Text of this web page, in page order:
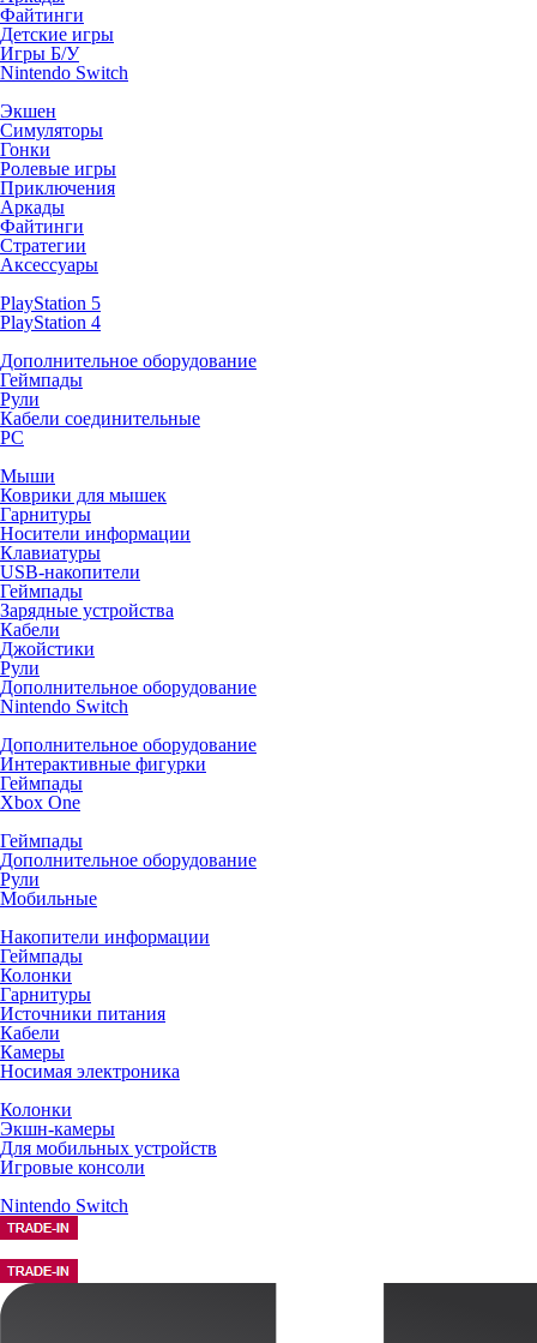
Файтинги
Детские игры
Игры Б/У
Nintendo Switch
Экшен
Симуляторы
Гонки
Ролевые игры
Приключения
Аркады
Файтинги
Стратегии
Аксессуары
PlayStation 5
PlayStation 4
Дополнительное оборудование
Геймпады
Рули
Кабели соединительные
PC
Мыши
Коврики для мышек
Гарнитуры
Носители информации
Клавиатуры
USB-накопители
Геймпады
Зарядные устройства
Кабели
Джойстики
Рули
Дополнительное оборудование
Nintendo Switch
Дополнительное оборудование
Интерактивные фигурки
Геймпады
Xbox One
Геймпады
Дополнительное оборудование
Рули
Мобильные
Накопители информации
Геймпады
Колонки
Гарнитуры
Источники питания
Кабели
Камеры
Носимая электроника
Колонки
Экшн-камеры
Для мобильных устройств
Игровые консоли
Nintendo Switch